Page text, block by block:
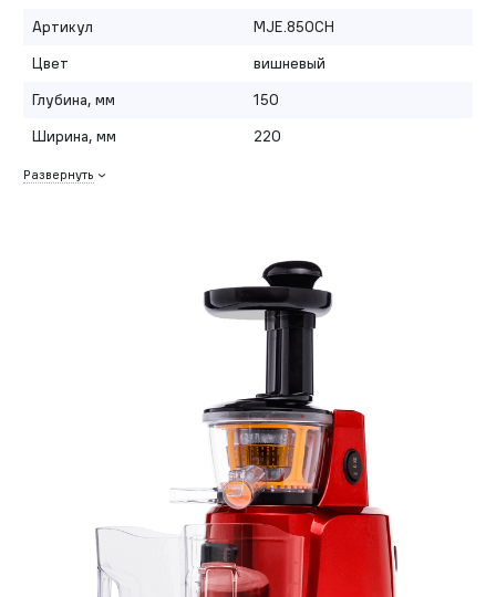
Артикул
MJE.850CH
Цвет
вишневый
Глубина, мм
150
Ширина, мм
220
Развернуть